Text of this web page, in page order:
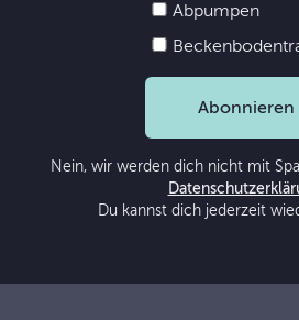
Abpumpen
Abonnieren
Nein, wir werden dich nicht mit
Du kannst dich jederzeit